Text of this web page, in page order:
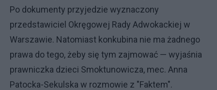
Po dokumenty przyjedzie wyznaczony
przedstawiciel Okręgowej Rady Adwokackiej w
Warszawie. Natomiast konkubina nie ma żadnego
prawa do tego, żeby się tym zajmować — wyjaśnia
prawniczka dzieci Smoktunowicza, mec. Anna
Patocka-Sekulska w rozmowie z "Faktem".